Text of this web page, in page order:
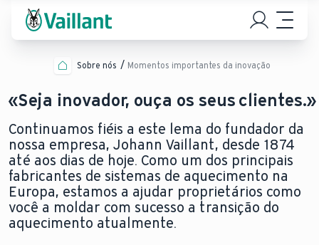
Sobre nós Momentos importantes da inovação
«Seja inovador, ouça os seus clientes.»
Continuamos fiéis a este lema do fundador da
nossa empresa, Johann Vaillant, desde 1874
até aos dias de hoje. Como um dos principais
fabricantes de sistemas de aquecimento na
Europa, estamos a ajudar proprietários como
você a moldar com sucesso a transição do
aquecimento atualmente.